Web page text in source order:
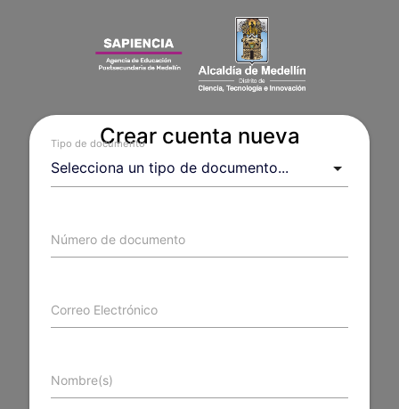
Crear cuenta nueva
Tipo de documento
Número de documento
Correo Electrónico
Nombre(s)